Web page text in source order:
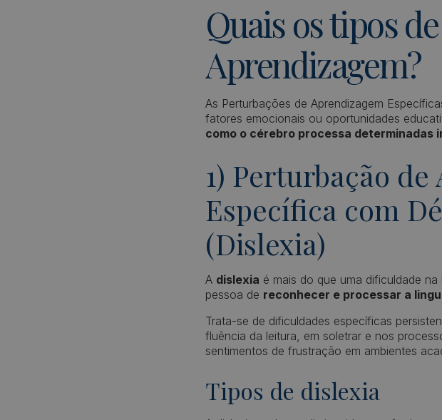
Quais os tipos
Aprendizagem?
As Perturbações de Aprendizagem
fatores emocionais ou oportunidades
como o cérebro processa determinadas
1) Perturbação
Específica com
(Dislexia)
A dislexia é mais do que uma dificuldade
pessoa de reconhecer e processar a
Trata-se de dificuldades específicas
fluência da leitura, em soletrar e nos
sentimentos de frustração em ambientes
Tipos de dislexia